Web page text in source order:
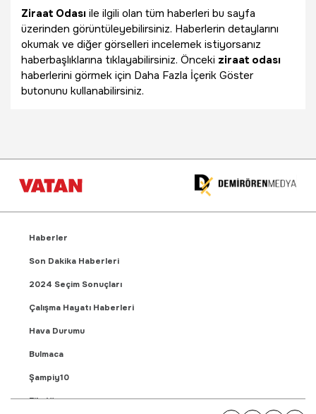
Ziraat Odası ile ilgili olan tüm haberleri bu sayfa
üzerinden görüntüleyebilirsiniz. Haberlerin detaylarını
okumak ve diğer görselleri incelemek istiyorsanız
haberbaşlıklarına tıklayabilirsiniz. Önceki ziraat odası
haberlerini görmek için Daha Fazla İçerik Göster
butonunu kullanabilirsiniz.
Haberler
Son Dakika Haberleri
2024 Seçim Sonuçları
Çalışma Hayatı Haberleri
Hava Durumu
Bulmaca
Şampiy10
Fikstür